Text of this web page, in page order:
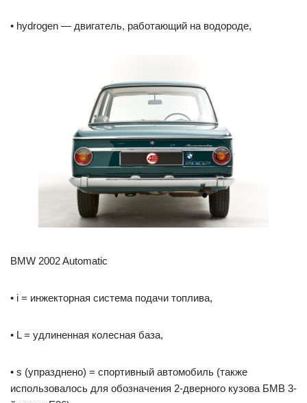
• hydrogen — двигатель, работающий на водороде,
BMW 2002 Automatic
• i = инжекторная система подачи топлива,
• L = удлиненная колесная база,
• s (упразднено) = спортивный автомобиль (также
использовалось для обозначения 2-дверного кузова БМВ 3-